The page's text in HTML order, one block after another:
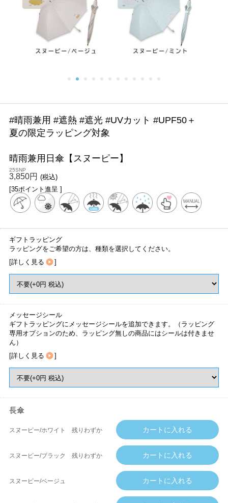
#晴雨兼用 #遮熱 #遮光 #UVカット #UPF50＋
夏の限定ラッピング対象
晴雨兼用日傘【スヌーピー】
25SNP
3,850円 (税込)
[35ポイント進呈 ]
ギフトラッピング
ラッピングをご希望の方は、種類を選択してください。
[詳しく見る ]
メッセージシール
ギフトラッピングにメッセージシールを追加できます。（ラッピング
専用オプションのため、ラッピング無しの商品にはシールは付きませ
ん）
[詳しく見る ]
長傘
スヌーピー/ホワイト 残りわずか
スヌーピー/ブラック 残りわずか
スヌーピー/ベージュ